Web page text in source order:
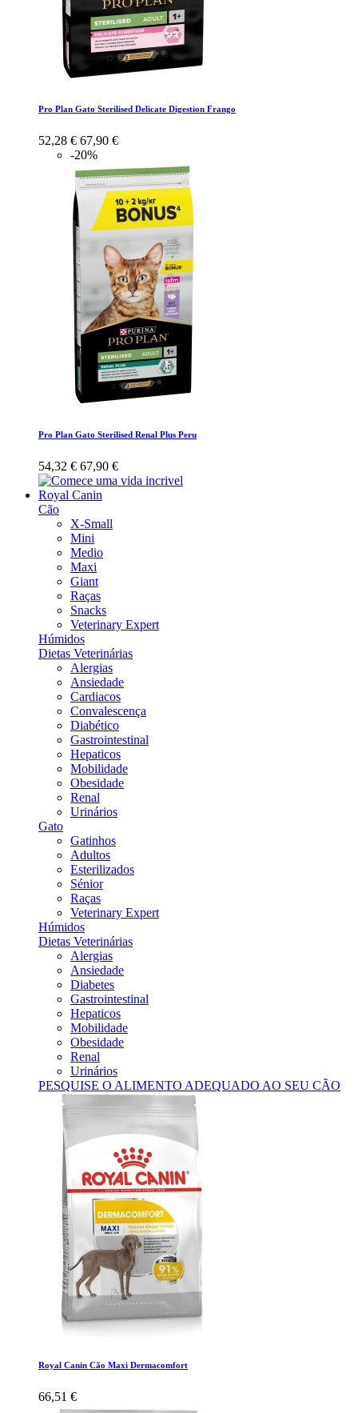
Pro Plan Gato Sterilised Delicate Digestion Frango
52,28 € 67,90 €
-20%
Pro Plan Gato Sterilised Renal Plus Peru
54,32 € 67,90 €
Royal Canin
Cão
X-Small
Mini
Medio
Maxi
Giant
Raças
Snacks
Veterinary Expert
Húmidos
Dietas Veterinárias
Alergias
Ansiedade
Cardiacos
Convalescença
Diabético
Gastrointestinal
Hepaticos
Mobilidade
Obesidade
Renal
Urinários
Gato
Gatinhos
Adultos
Esterilizados
Sénior
Raças
Veterinary Expert
Húmidos
Dietas Veterinárias
Alergias
Ansiedade
Diabetes
Gastrointestinal
Hepaticos
Mobilidade
Obesidade
Renal
Urinários
PESQUISE O ALIMENTO ADEQUADO AO SEU CÃO
Royal Canin Cão Maxi Dermacomfort
66,51 €